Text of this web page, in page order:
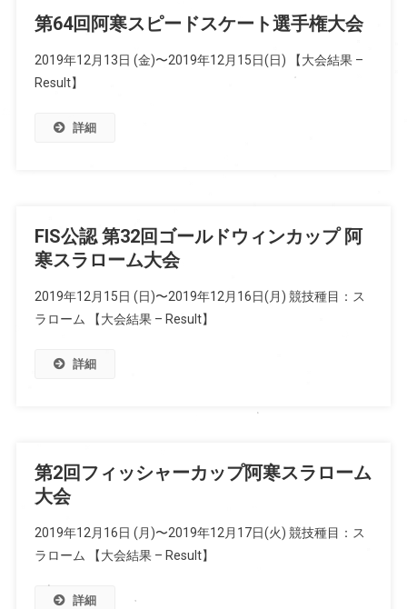
第64回阿寒スピードスケート選手権大会
2019年12月13日 (金)〜2019年12月15日(日) 【大会結果 –
Result】
詳細
FIS公認 第32回ゴールドウィンカップ 阿
寒スラローム大会
2019年12月15日 (日)〜2019年12月16日(月) 競技種目：ス
ラローム 【大会結果 – Result】
詳細
第2回フィッシャーカップ阿寒スラローム
大会
2019年12月16日 (月)〜2019年12月17日(火) 競技種目：ス
ラローム 【大会結果 – Result】
詳細